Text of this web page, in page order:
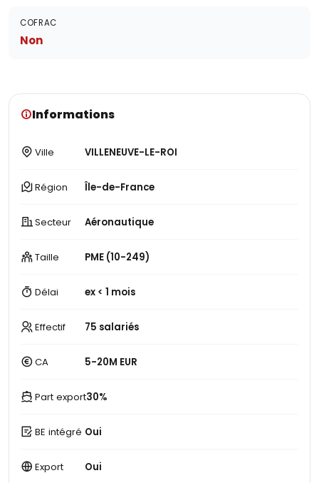
COFRAC
Non
Informations
Ville VILLENEUVE-LE-ROI
Région Île-de-France
Secteur Aéronautique
Taille PME (10-249)
Délai ex < 1 mois
Effectif 75 salariés
CA 5-20M EUR
Part export30%
BE intégré Oui
Export Oui